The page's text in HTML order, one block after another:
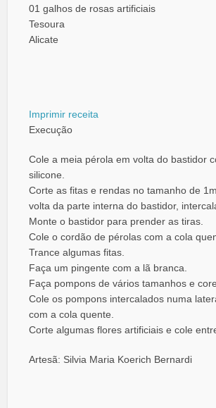
01 galhos de rosas artificiais
Tesoura
Alicate
Imprimir receita
Execução
Cole a meia pérola em volta do bastidor
silicone.
Corte as fitas e rendas no tamanho de
volta da parte interna do bastidor,
Monte o bastidor para prender as tiras.
Cole o cordão de pérolas com a cola
Trance algumas fitas.
Faça um pingente com a lã branca.
Faça pompons de vários tamanhos e
Cole os pompons intercalados numa
com a cola quente.
Corte algumas flores artificiais e cole
Artesã: Silvia Maria Koerich Bernardi